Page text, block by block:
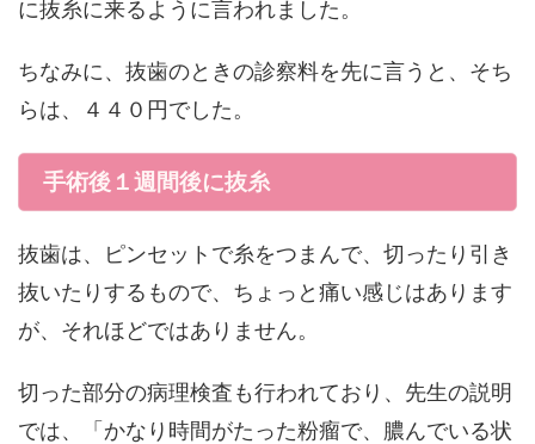
に抜糸に来るように言われました。
ちなみに、抜歯のときの診察料を先に言うと、そち
らは、４４０円でした。
手術後１週間後に抜糸
抜歯は、ピンセットで糸をつまんで、切ったり引き
抜いたりするもので、ちょっと痛い感じはあります
が、それほどではありません。
切った部分の病理検査も行われており、先生の説明
では、「かなり時間がたった粉瘤で、膿んでいる状